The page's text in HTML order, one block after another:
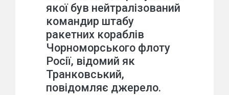
якої був нейтралізований
командир штабу
ракетних кораблів
Чорноморського флоту
Росії, відомий як
Транковський,
повідомляє джерело.